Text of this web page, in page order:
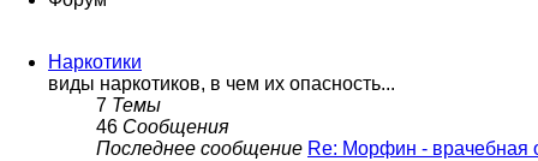
Наркотики
виды наркотиков, в чем их опасность...
7 Темы
46 Сообщения
Последнее сообщение Re: Морфин - врачебная